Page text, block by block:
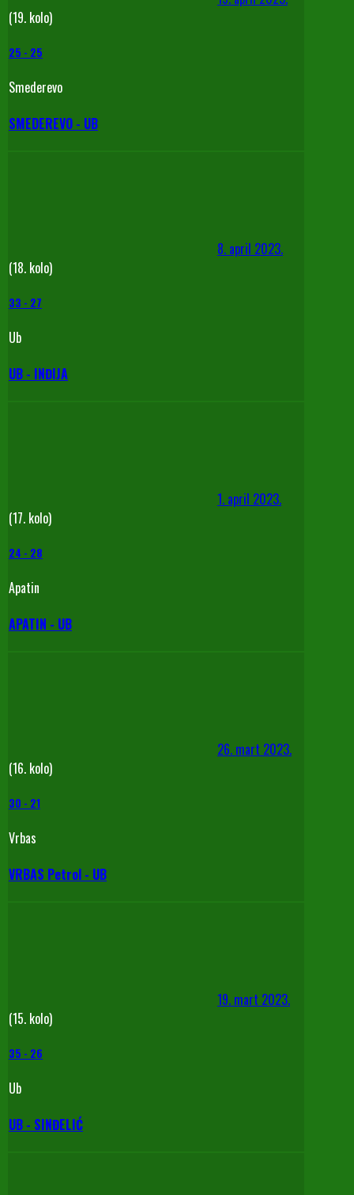
(19. kolo)
25 - 25
Smederevo
SMEDEREVO - UB
8. april 2023.
(18. kolo)
33 - 27
Ub
UB - INĐIJA
1. april 2023.
(17. kolo)
24 - 28
Apatin
APATIN - UB
26. mart 2023.
(16. kolo)
30 - 21
Vrbas
VRBAS Petrol - UB
19. mart 2023.
(15. kolo)
35 - 26
Ub
UB - SINĐELIĆ